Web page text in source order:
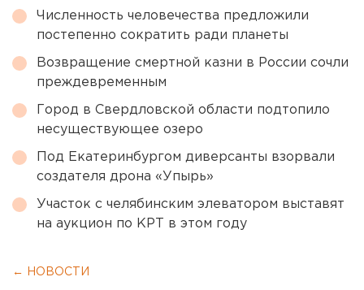
Численность человечества предложили
постепенно сократить ради планеты
Возвращение смертной казни в России сочли
преждевременным
Город в Свердловской области подтопило
несуществующее озеро
Под Екатеринбургом диверсанты взорвали
создателя дрона «Упырь»
Участок с челябинским элеватором выставят
на аукцион по КРТ в этом году
← НОВОСТИ